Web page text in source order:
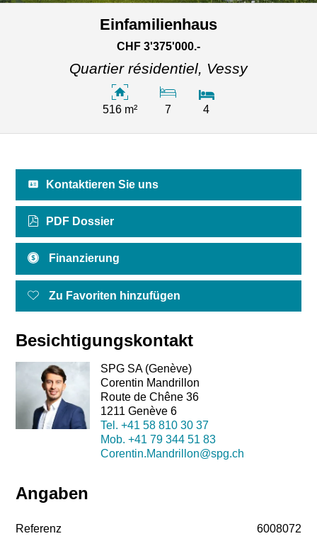
Einfamilienhaus
CHF 3'375'000.-
Quartier résidentiel, Vessy
516 m² 7 4
Kontaktieren Sie uns
PDF Dossier
Finanzierung
Zu Favoriten hinzufügen
Besichtigungskontakt
SPG SA (Genève)
Corentin Mandrillon
Route de Chêne 36
1211 Genève 6
Tel. +41 58 810 30 37
Mob. +41 79 344 51 83
Corentin.Mandrillon@spg.ch
Angaben
Referenz 6008072